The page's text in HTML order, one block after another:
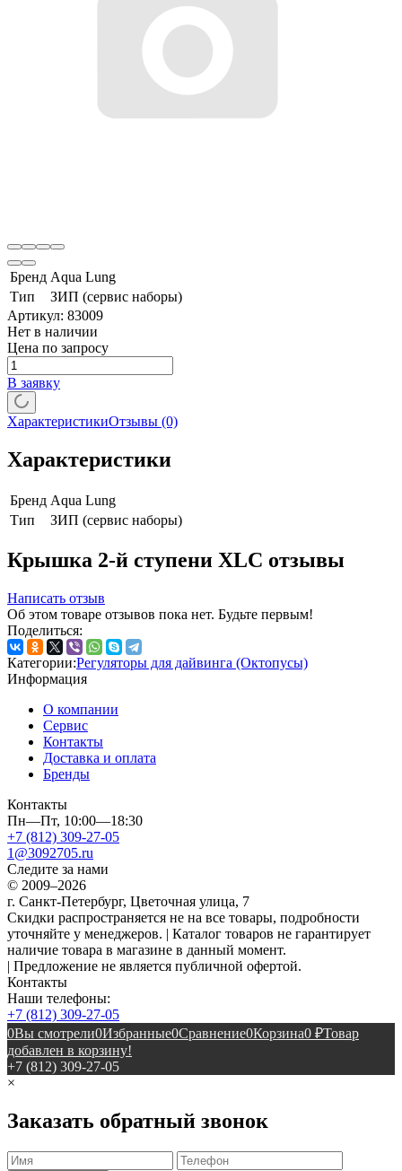
Бренд Aqua Lung
Тип
ЗИП (сервис наборы)
Артикул: 83009
Нет в наличии
Цена по запросу
В заявку
ХарактеристикиОтзывы (0)
Характеристики
Бренд Aqua Lung
Тип
ЗИП (сервис наборы)
Крышка 2-й ступени XLC отзывы
Написать отзыв
Об этом товаре отзывов пока нет. Будьте первым!
Поделиться:
Категории:Регуляторы для дайвинга (Октопусы)
Информация
О компании
Сервис
Контакты
Доставка и оплата
Бренды
Контакты
Пн—Пт, 10:00—18:30
+7 (812) 309-27-05
1@3092705.ru
Следите за нами
© 2009–2026
г. Санкт-Петербург, Цветочная улица, 7
Скидки распространяется не на все товары, подробности
уточняйте у менеджеров. | Каталог товаров не гарантирует
наличие товара в магазине в данный момент.
| Предложение не является публичной офертой.
Контакты
Наши телефоны:
+7 (812) 309-27-05
0Вы смотрели0Избранные0Сравнение0Корзина0 ₽Товар
добавлен в корзину!
+7 (812) 309-27-05
×
Заказать обратный звонок